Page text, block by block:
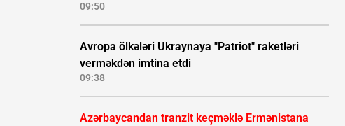
09:50
Avropa ölkələri Ukraynaya "Patriot" raketləri
verməkdən imtina etdi
09:38
Azərbaycandan tranzit keçməklə Ermənistana